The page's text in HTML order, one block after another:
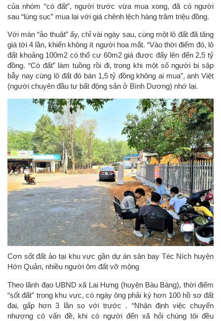
của nhóm “cò đất”, người trước vừa mua xong, đã có người
sau “lùng sục” mua lại với giá chênh lệch hàng trăm triệu đồng.
Với màn “ảo thuật” ấy, chỉ vài ngày sau, cùng một lô đất đã tăng
giá tới 4 lần, khiến không ít người hoa mắt. “Vào thời điểm đó, lô
đất khoảng 100m2 có thổ cư 60m2 giá được đẩy lên đến 2,5 tỷ
đồng. “Cò đất” làm tuồng rồi đi, trong khi một số người bị sập
bẫy nay cùng lô đất đó bán 1,5 tỷ đồng không ai mua”, anh Việt
(người chuyên đầu tư bất động sản ở Bình Dương) nhớ lại.
Cơn sốt đất ảo tại khu vực gần dự án sân bay Téc Ních huyện
Hớn Quản, nhiều người ôm đất vỡ mộng
Theo lãnh đạo UBND xã Lai Hưng (huyện Bàu Bàng), thời điểm
“sốt đất” trong khu vực, có ngày ông phải ký hơn 100 hồ sơ đất
đai, gấp hơn 3 lần so với trước . “Nhận định việc chuyển
nhượng có vấn đề, khi có người đến xã hỏi chúng tôi đều